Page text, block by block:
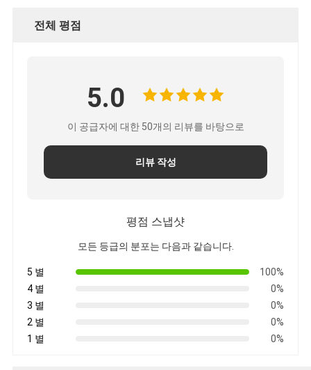
전체 평점
5.0
이 공급자에 대한 50개의 리뷰를 바탕으로
리뷰 작성
평점 스냅샷
모든 등급의 분포는 다음과 같습니다.
5 별
100%
4 별
0%
3 별
0%
2 별
0%
1 별
0%